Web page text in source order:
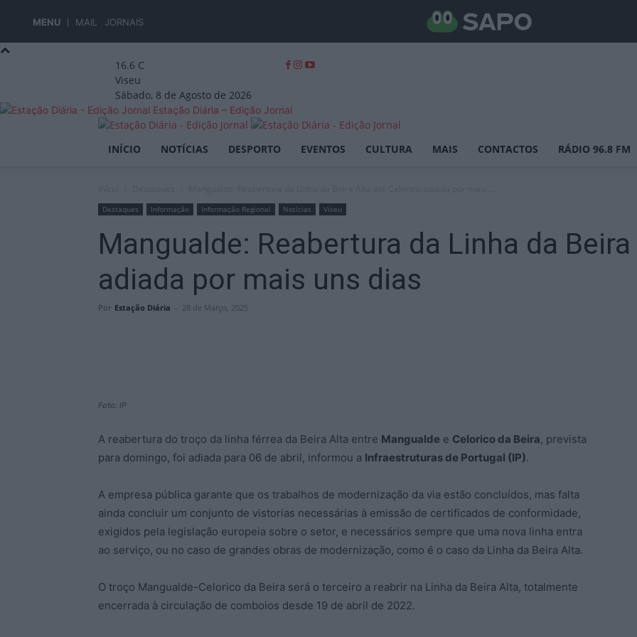
MENU MAIL JORNAIS
16.6 C
Viseu
Sábado, 8 de Agosto de 2026
Estação Diária – Edição Jornal
INÍCIO NOTÍCIAS DESPORTO EVENTOS CULTURA MAIS CONTACTOS RÁDIO 96.8 FM
Destaques Informação Informação Regional Notícias Viseu
Mangualde: Reabertura da Linha da
adiada por mais uns dias
Por Estação Diária - 28 de Março, 2025
Foto: IP
A reabertura do troço da linha férrea da Beira Alta entre Mangualde e Celorico da Beira, prevista
para domingo, foi adiada para 06 de abril, informou a Infraestruturas de Portugal (IP).
A empresa pública garante que os trabalhos de modernização da via estão concluídos, mas falta
ainda concluir um conjunto de vistorias necessárias à emissão de certificados de conformidade,
exigidos pela legislação europeia sobre o setor, e necessários sempre que uma nova linha entra
ao serviço, ou no caso de grandes obras de modernização, como é o caso da Linha da Beira Alta.
O troço Mangualde-Celorico da Beira será o terceiro a reabrir na Linha da Beira Alta, totalmente
encerrada à circulação de comboios desde 19 de abril de 2022.